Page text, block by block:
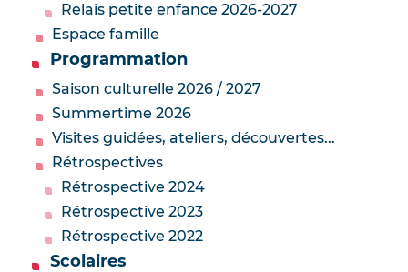
Relais petite enfance 2026-2027
Espace famille
Programmation
Saison culturelle 2026 / 2027
Summertime 2026
Visites guidées, ateliers, découvertes...
Rétrospectives
Rétrospective 2024
Rétrospective 2023
Rétrospective 2022
Scolaires